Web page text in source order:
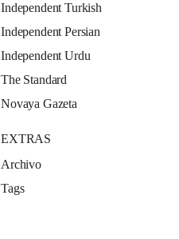
Independent Turkish
Independent Persian
Independent Urdu
The Standard
Novaya Gazeta
EXTRAS
Archivo
Tags